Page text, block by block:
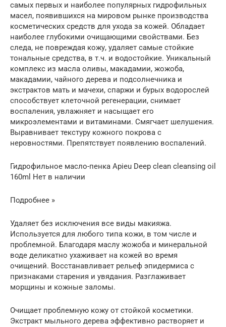
самых первых и наиболее популярных гидрофильных
масел, появившихся на мировом рынке производства
косметических средств для ухода за кожей. Обладает
наиболее глубокими очищающими свойствами. Без
следа, не повреждая кожу, удаляет самые стойкие
тональные средства, в т.ч. и водостойкие. Уникальный
комплекс из масла оливы, макадамии, жожоба,
макадамии, чайного дерева и подсолнечника и
экстрактов мать и мачехи, спаржи и бурых водорослей
способствует клеточной регенерации, снимает
воспаления, увлажняет и насыщает его
микроэлементами и витаминами. Смягчает шелушения.
Выравнивает текстуру кожного покрова с
неровностями. Препятствует появлению воспалений.
Гидрофильное масло-пенка Apieu Deep clean cleansing oil
160ml Нет в наличии
Подробнее »
Удаляет без исключения все виды макияжа.
Используется для любого типа кожи, в том числе и
проблемной. Благодаря маслу жожоба и минеральной
воде деликатно ухаживает на кожей во время
очищений. Восстанавливает рельеф эпидермиса с
признаками старения и увядания. Разглаживает
морщины и кожные заломы.
Очищает проблемную кожу от стойкой косметики.
Экстракт мыльного дерева эффективно растворяет и